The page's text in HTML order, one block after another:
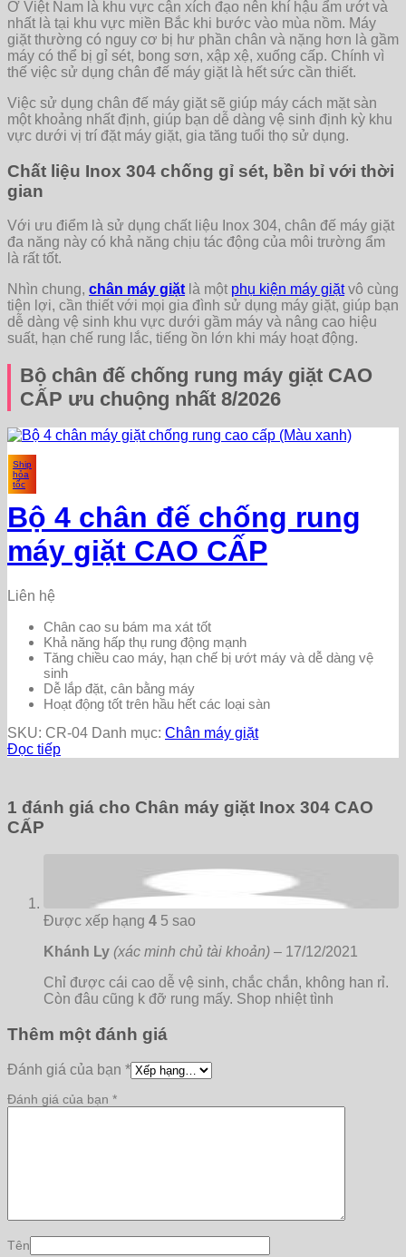
Ở Việt Nam là khu vực cận xích đạo nên khí hậu ẩm ướt và
nhất là tại khu vực miền Bắc khi bước vào mùa nồm. Máy
giặt thường có nguy cơ bị hư phần chân và nặng hơn là gầm
máy có thể bị gỉ sét, bong sơn, xập xệ, xuống cấp. Chính vì
thế việc sử dụng chân đế máy giặt là hết sức cần thiết.
Việc sử dụng chân đế máy giặt sẽ giúp máy cách mặt sàn
một khoảng nhất định, giúp bạn dễ dàng vệ sinh định kỳ khu
vực dưới vị trí đặt máy giặt, gia tăng tuổi thọ sử dụng.
Chất liệu Inox 304 chống gỉ sét, bền bỉ với thời
gian
Với ưu điểm là sử dụng chất liệu Inox 304, chân đế máy giặt
đa năng này có khả năng chịu tác động của môi trường ẩm
là rất tốt.
Nhìn chung, chân máy giặt là một phụ kiện máy giặtvô cùng
tiện lợi, cần thiết với mọi gia đình sử dụng máy giặt, giúp bạn
dễ dàng vệ sinh khu vực dưới gầm máy và nâng cao hiệu
suất, hạn chế rung lắc, tiếng ồn lớn khi máy hoạt động.
Bộ chân đế chống rung máy giặt CAO
CẤP ưu chuộng nhất 8/2026
Ship
hỏa
tốc
Bộ 4 chân đế chống rung
máy giặt CAO CẤP
Liên hệ
Chân cao su bám ma xát tốt
Khả năng hấp thụ rung động mạnh
Tăng chiều cao máy, hạn chế bị ướt máy và dễ dàng vệ
sinh
Dễ lắp đặt, cân bằng máy
Hoạt động tốt trên hầu hết các loại sàn
SKU: CR-04 Danh mục: Chân máy giặt
Đọc tiếp
1 đánh giá cho Chân máy giặt Inox 304 CAO
CẤP
Được xếp hạng 4 5 sao
Khánh Ly (xác minh chủ tài khoản) – 17/12/2021
Chỉ được cái cao dễ vệ sinh, chắc chắn, không han rỉ.
Còn đâu cũng k đỡ rung mấy. Shop nhiệt tình
Thêm một đánh giá
Đánh giá của bạn *
Đánh giá của bạn *
Tên